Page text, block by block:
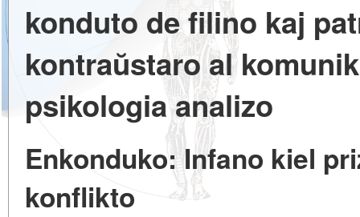
konduto de filino kaj
kontraŭstaro al
psikologia analizo
Enkonduko: Infano kiel
konflikto